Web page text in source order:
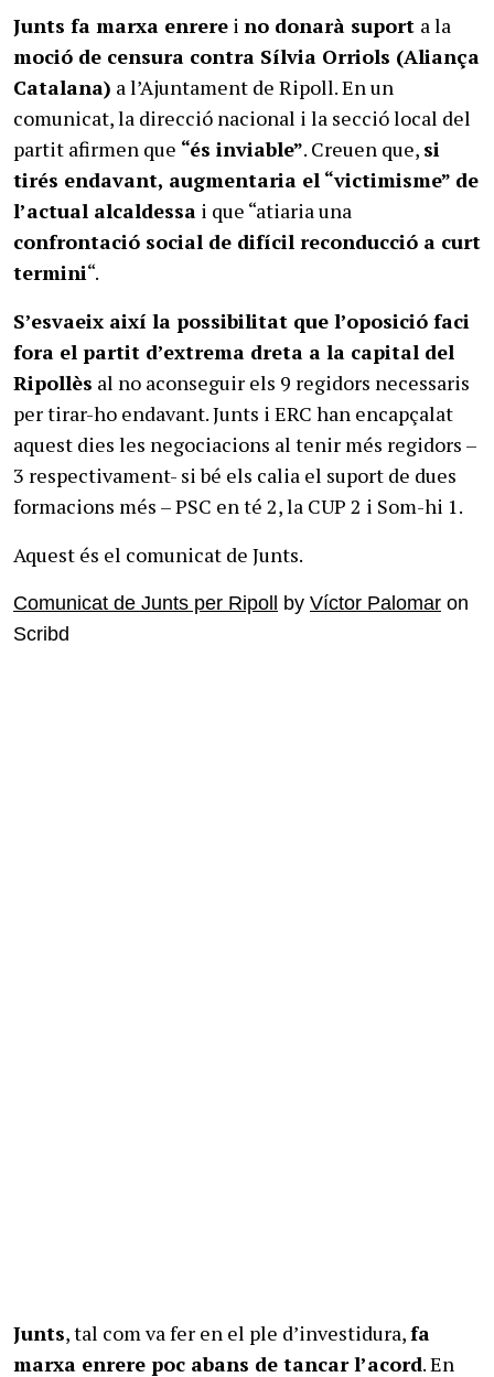
Junts fa marxa enrere i no donarà suport a la
moció de censura contra Sílvia Orriols (Aliança
Catalana) a l’Ajuntament de Ripoll. En un
comunicat, la direcció nacional i la secció local del
partit afirmen que “és inviable”. Creuen que, si
tirés endavant, augmentaria el “victimisme” de
l’actual alcaldessa i que “atiaria una
confrontació social de difícil reconducció a curt
termini“.
S’esvaeix així la possibilitat que l’oposició faci
fora el partit d’extrema dreta a la capital del
Ripollès al no aconseguir els 9 regidors necessaris
per tirar-ho endavant. Junts i ERC han encapçalat
aquest dies les negociacions al tenir més regidors –
3 respectivament- si bé els calia el suport de dues
formacions més – PSC en té 2, la CUP 2 i Som-hi 1.
Aquest és el comunicat de Junts.
Comunicat de Junts per Ripoll by Víctor Palomar on
Scribd
Junts, tal com va fer en el ple d’investidura,fa
marxa enrere poc abans de tancar l’acord. En